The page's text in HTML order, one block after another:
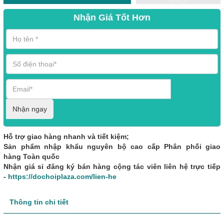
Nhận Giá Tốt Hơn
Nhận ngay
Hỗ trợ giao hàng nhanh và tiết kiệm;
Sản phẩm nhập khẩu nguyên bộ cao cấp Phân phối giao
hàng Toàn quốc
Nhận giá sỉ đăng ký bán hàng cộng tác viên liên hệ trực tiếp
- https://dochoiplaza.com/lien-he
Thông tin chi tiết